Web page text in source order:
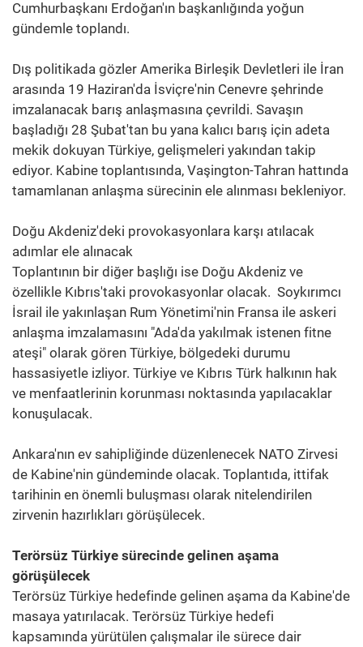
Cumhurbaşkanı Erdoğan'ın başkanlığında yoğun
gündemle toplandı.
Dış politikada gözler Amerika Birleşik Devletleri ile İran
arasında 19 Haziran'da İsviçre'nin Cenevre şehrinde
imzalanacak barış anlaşmasına çevrildi. Savaşın
başladığı 28 Şubat'tan bu yana kalıcı barış için adeta
mekik dokuyan Türkiye, gelişmeleri yakından takip
ediyor. Kabine toplantısında, Vaşington-Tahran hattında
tamamlanan anlaşma sürecinin ele alınması bekleniyor.
Doğu Akdeniz'deki provokasyonlara karşı atılacak
adımlar ele alınacak
Toplantının bir diğer başlığı ise Doğu Akdeniz ve
özellikle Kıbrıs'taki provokasyonlar olacak. Soykırımcı
İsrail ile yakınlaşan Rum Yönetimi'nin Fransa ile askeri
anlaşma imzalamasını "Ada'da yakılmak istenen fitne
ateşi" olarak gören Türkiye, bölgedeki durumu
hassasiyetle izliyor. Türkiye ve Kıbrıs Türk halkının hak
ve menfaatlerinin korunması noktasında yapılacaklar
konuşulacak.
Ankara'nın ev sahipliğinde düzenlenecek NATO Zirvesi
de Kabine'nin gündeminde olacak. Toplantıda, ittifak
tarihinin en önemli buluşması olarak nitelendirilen
zirvenin hazırlıkları görüşülecek.
Terörsüz Türkiye sürecinde gelinen aşama
görüşülecek
Terörsüz Türkiye hedefinde gelinen aşama da Kabine'de
masaya yatırılacak. Terörsüz Türkiye hedefi
kapsamında yürütülen çalışmalar ile sürece dair